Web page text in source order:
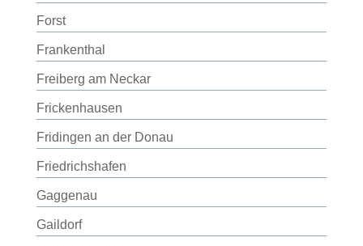
Forst
Frankenthal
Freiberg am Neckar
Frickenhausen
Fridingen an der Donau
Friedrichshafen
Gaggenau
Gaildorf